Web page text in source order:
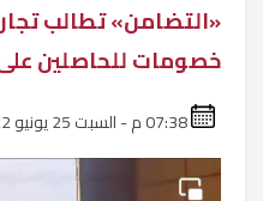
«التضامن» تطالب
خصومات للحاصلين